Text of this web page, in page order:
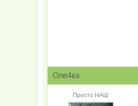
Оле4ка
Просто НАШ